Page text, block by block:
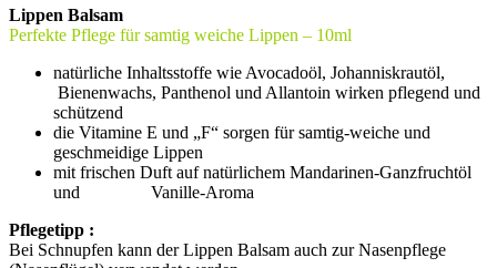
Lippen Balsam
Perfekte Pflege für samtig weiche Lippen – 10ml
natürliche Inhaltsstoffe wie Avocadoöl, Johanniskrautöl,
Bienenwachs, Panthenol und Allantoin wirken pflegend und
schützend
die Vitamine E und „F“ sorgen für samtig-weiche und
geschmeidige Lippen
mit frischen Duft auf natürlichem Mandarinen-Ganzfruchtöl
und Vanille-Aroma
Pflegetipp :
Bei Schnupfen kann der Lippen Balsam auch zur Nasenpflege